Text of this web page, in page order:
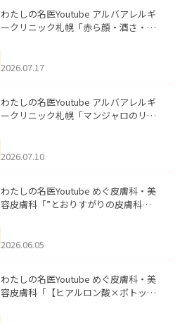
わたしの名医Youtube アルバアレルギ
ークリニック札幌「赤ら顔・酒さ・ニ
した。
2026.07.17
わたしの名医Youtube アルバアレルギ
ークリニック札幌「マンジャロのリア
た。
2026.07.10
わたしの名医Youtube めぐ皮膚科・美
容皮膚科「”とおりすがりの皮膚科
2026.06.05
わたしの名医Youtube めぐ皮膚科・美
容皮膚科「【ヒアルロン酸×ボトック